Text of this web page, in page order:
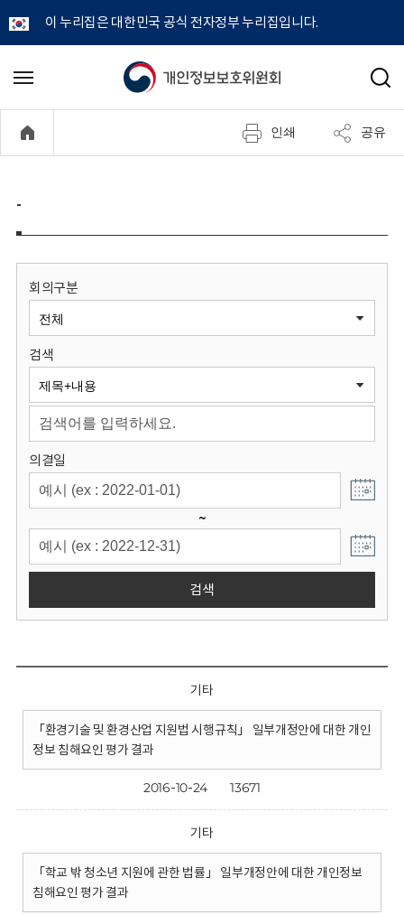
이 누리집은 대한민국 공식 전자정부 누리집입니다.
개
정
보
원
회
메
기
검
인쇄 공유
-
회의구분
검색
의결일
~
검색
기타
「환경기술 및 환경산업 지원법 시행규칙」 일부개정안에 대한 개인
정보 침해요인 평가 결과
2016-10-24 13671
기타
「학교 밖 청소년 지원에 관한 법률」 일부개정안에 대한 개인정보
침해요인 평가 결과